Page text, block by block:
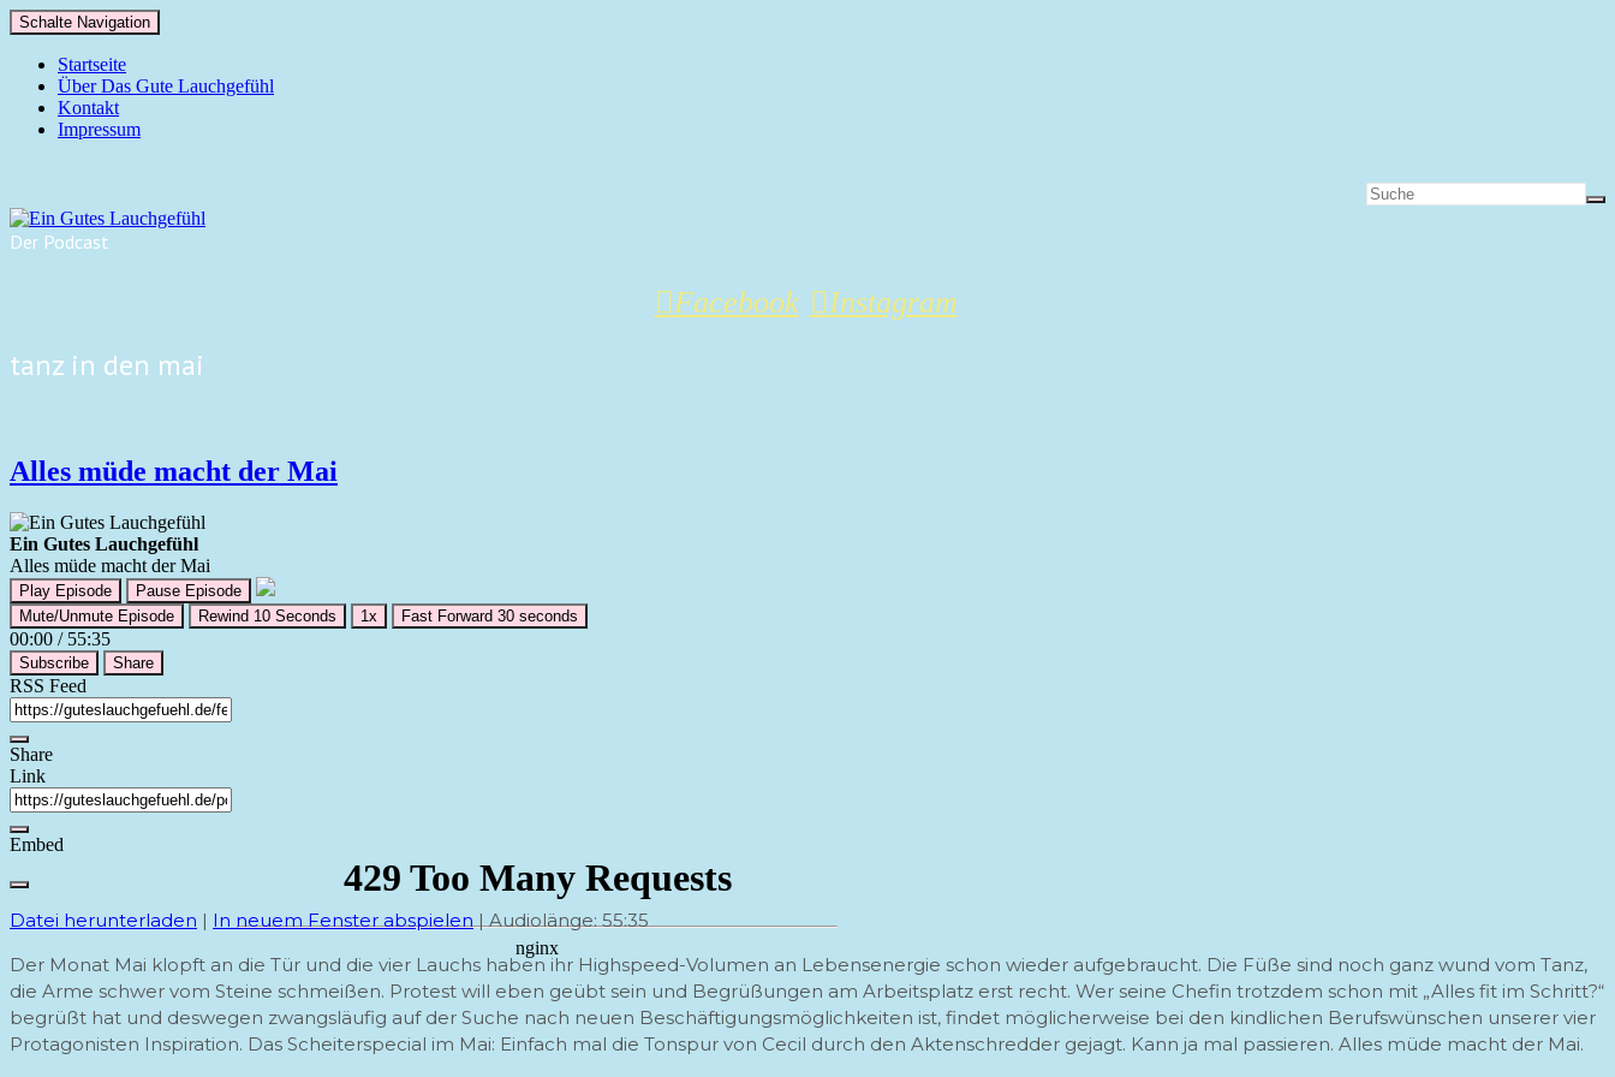
Schalte Navigation
Startseite
Über Das Gute Lauchgefühl
Kontakt
Impressum
Der Podcast
Facebook Instagram
tanz in den mai
Alles müde macht der Mai
Ein Gutes Lauchgefühl
Alles müde macht der Mai
Play Episode
Pause Episode
Mute/Unmute Episode
Rewind 10 Seconds 1x Fast Forward 30 seconds
00:00 / 55:35
Subscribe Share
RSS Feed
Share
Link
Embed
Datei herunterladen | In neuem Fenster abspielen | Audiolänge: 55:35
Der Monat Mai klopft an die Tür und die vier Lauchs haben ihr Highspeed-Volumen an Lebensenergie schon wieder aufgebraucht. Die Füße sind noch ganz wund vom Tanz,
die Arme schwer vom Steine schmeißen. Protest will eben geübt sein und Begrüßungen am Arbeitsplatz erst recht. Wer seine Chefin trotzdem schon mit „Alles fit im Schritt?“
begrüßt hat und deswegen zwangsläufig auf der Suche nach neuen Beschäftigungsmöglichkeiten ist, findet möglicherweise bei den kindlichen Berufswünschen unserer vier
Protagonisten Inspiration. Das Scheiterspecial im Mai: Einfach mal die Tonspur von Cecil durch den Aktenschredder gejagt. Kann ja mal passieren. Alles müde macht der Mai.